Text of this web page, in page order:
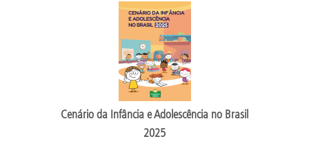
Cenário da Infância e Adolescência no Brasil
2025